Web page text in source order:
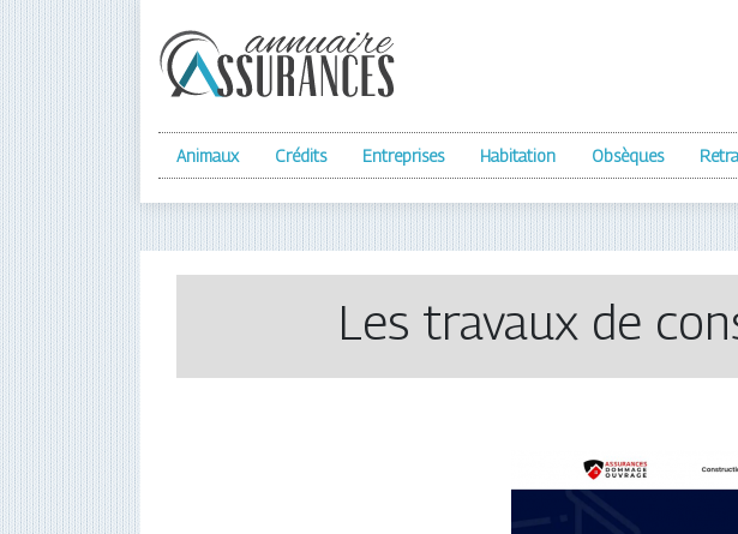
Animaux Crédits Entreprises Habitation Obsèques
Les travaux de